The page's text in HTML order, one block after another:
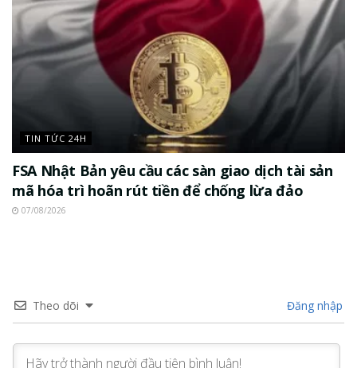
TIN TỨC 24H
FSA Nhật Bản yêu cầu các sàn giao dịch tài sản
mã hóa trì hoãn rút tiền để chống lừa đảo
07/08/2026
Theo dõi Đăng nhập